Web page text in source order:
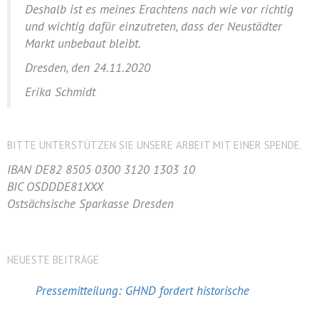
Deshalb ist es meines Erachtens nach wie vor richtig
und wichtig dafür einzutreten, dass der Neustädter
Markt unbebaut bleibt.
Dresden, den 24.11.2020
Erika Schmidt
BITTE UNTERSTÜTZEN SIE UNSERE ARBEIT MIT EINER SPENDE.
IBAN DE82 8505 0300 3120 1303 10
BIC OSDDDE81XXX
Ostsächsische Sparkasse Dresden
NEUESTE BEITRÄGE
Pressemitteilung: GHND fordert historische